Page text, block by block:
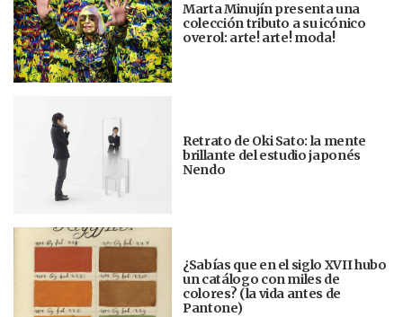
Marta Minujín presenta una
colección tributo a su icónico
overol: arte! arte! moda!
Retrato de Oki Sato: la mente
brillante del estudio japonés
Nendo
¿Sabías que en el siglo XVII hubo
un catálogo con miles de
colores? (la vida antes de
Pantone)